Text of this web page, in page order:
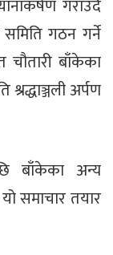
गराउँदै
गठन गर्ने
चौतारी बाँकेका
श्रद्धाञ्जली अर्पण
बाँकेका अन्य
समाचार तयार